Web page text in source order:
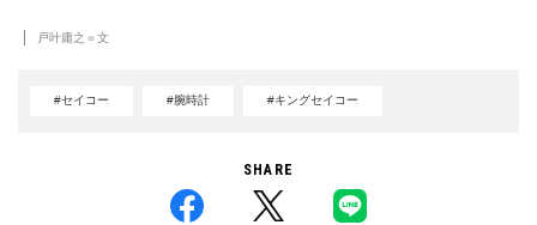
戸叶庸之＝文
#セイコー #腕時計 #キングセイコー
SHARE